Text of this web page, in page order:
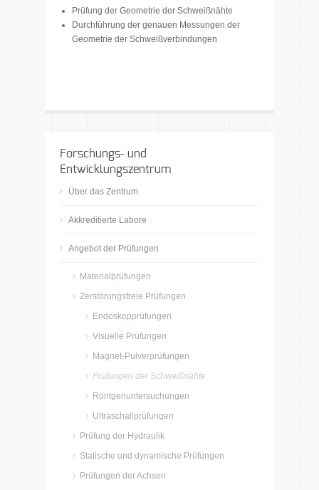
Prüfung der Geometrie der Schweißnähte
Durchführung der genauen Messungen der
Geometrie der Schweißverbindungen
Forschungs- und
Entwicklungszentrum
Über das Zentrum
Akkreditierte Labore
Angebot der Prüfungen
Materialprüfungen
Zerstörungsfreie Prüfungen
Endoskopprüfungen
Visuelle Prüfungen
Magnet-Pulverprüfungen
Prüfungen der Schweißnähte
Röntgenuntersuchungen
Ultraschallprüfungen
Prüfung der Hydraulik
Statische und dynamische Prüfungen
Prüfungen der Achsen